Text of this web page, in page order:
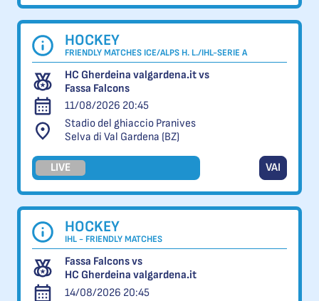
HOCKEY
FRIENDLY MATCHES ICE/ALPS H. L./IHL-SERIE A
HC Gherdeina valgardena.it vs
Fassa Falcons
11/08/2026 20:45
Stadio del ghiaccio Pranives
Selva di Val Gardena (BZ)
LIVE VAI
HOCKEY
IHL - FRIENDLY MATCHES
Fassa Falcons vs
HC Gherdeina valgardena.it
14/08/2026 20:45